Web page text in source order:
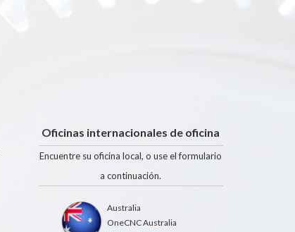
Oficinas internacionales de oficina
Encuentre su oficina local, o use el formulario
a continuación.
Australia
OneCNC Australia